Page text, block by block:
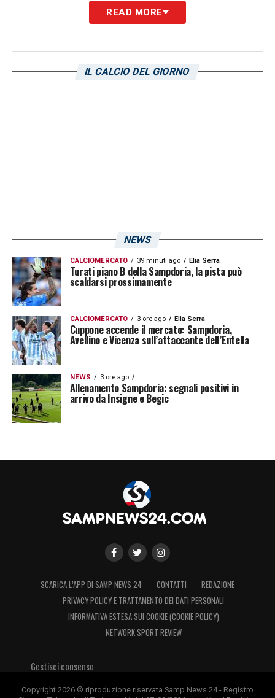
L’INTERVISTA INTEGRALE A TOMMASO
READ MORE
IL CALCIO DEL GIORNO
NEWS
CALCIOMERCATO 39 minuti ago Elia Serra
Turati piano B della Sampdoria, la pista può
scaldarsi prossimamente
CALCIOMERCATO 3 ore ago Elia Serra
Cuppone accende il mercato: Sampdoria,
Avellino e Vicenza sull’attaccante dell’Entella
NEWS 3 ore ago
Allenamento Sampdoria: segnali positivi in
arrivo da Insigne e Begic
SCARICA L’APP DI SAMP NEWS 24 CONTATTI
REDAZIONE
PRIVACY POLICY E TRATTAMENTO DEI DATI PERSONALI
INFORMATIVA ESTESA SUI COOKIE (COOKIE POLICY)
NETWORK SPORT REVIEW
Gestisci consenso
Copyright 2026 © riproduzione riservata Samp News 24 - Registro